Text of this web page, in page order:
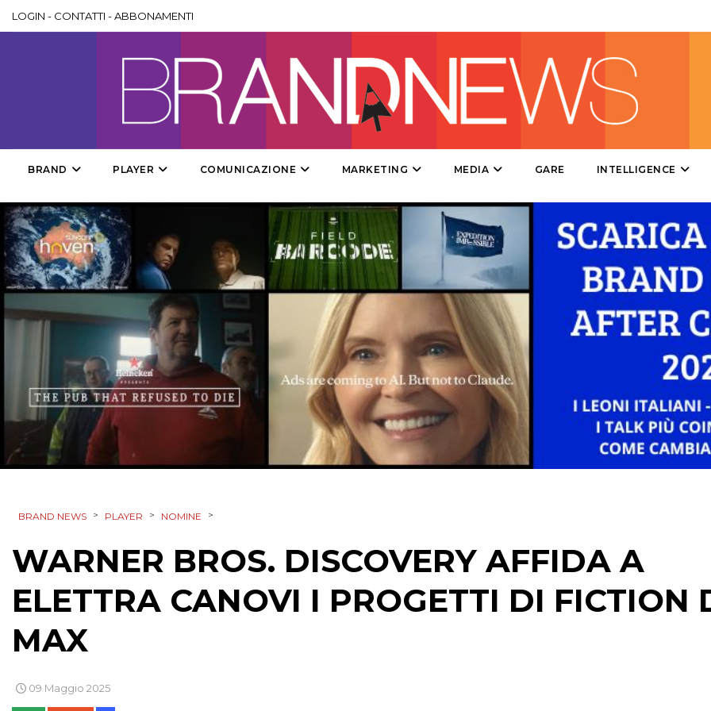
CINEMA
EDITORIA
ESTERNA
RADIO / AUDIO
DATI
RICERCHE
TREND
CASE HISTORY
LOGIN - CONTATTI -ABBONAMENTI
BRAND PLAYER COMUNICAZIONE MARKETING MEDIA GARE INTELLIGENCE
BRAND NEWS > PLAYER > NOMINE >
WARNER BROS. DISCOVERY AFFIDA A
ELETTRA CANOVI I PROGETTI DI FICTION
MAX
09 Maggio 2025